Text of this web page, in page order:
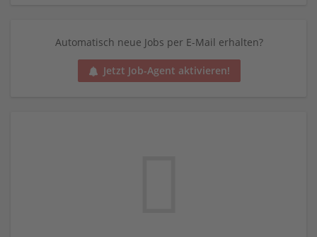
Automatisch neue Jobs per E-Mail erhalten?
Jetzt Job-Agent aktivieren!